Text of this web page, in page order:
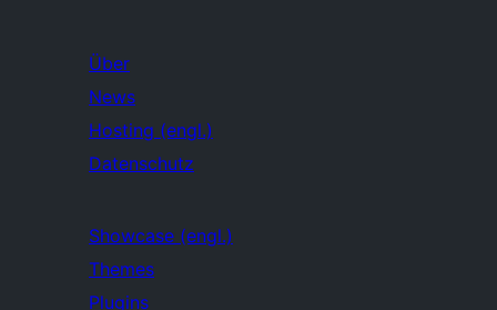
Über
News
Hosting (engl.)
Datenschutz
Showcase (engl.)
Themes
Plugins